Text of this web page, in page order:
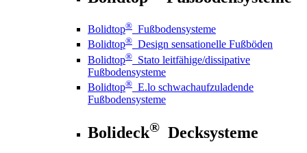
Bolidtop® Fußbodensysteme
Bolidtop® Design sensationelle Fußböden
Bolidtop® Stato leitfähige/dissipative
Fußbodensysteme
Bolidtop® E.lo schwachaufzuladende
Fußbodensysteme
Bolideck® Decksysteme